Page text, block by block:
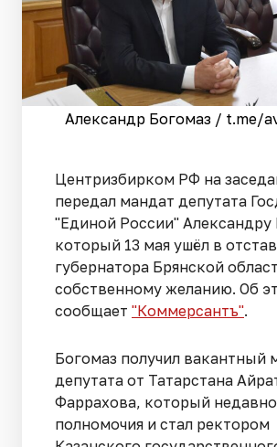
Александр Богомаз / t.me/
Центризбирком РФ на
передал мандат депутата
"Единой России" Александру
который 13 мая ушёл в
губернатора Брянской
собственному желанию. Об
сообщает "Коммерсантъ".
Богомаз получил вакантный
депутата от Татарстана
Фаррахова, который
полномочия и стал ректором